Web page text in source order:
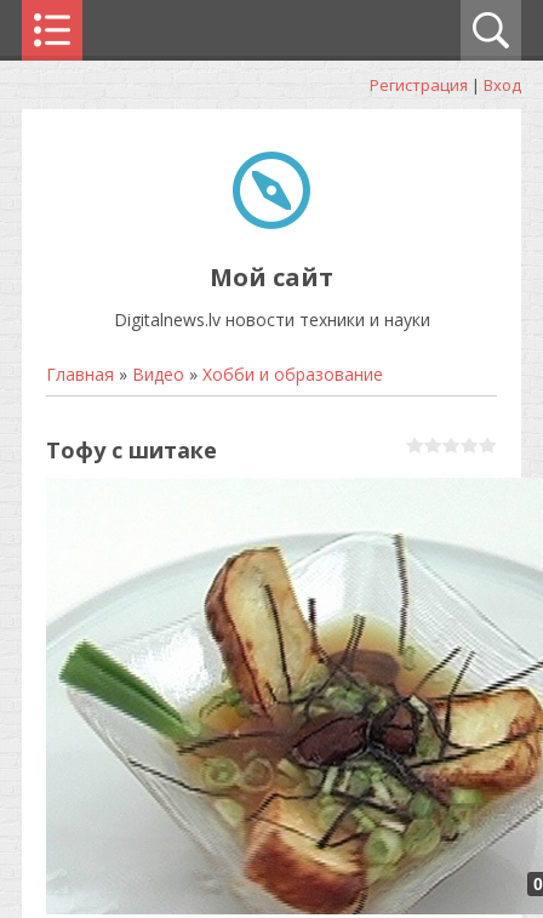
Регистрация | Вход
Мой сайт
Digitalnews.lv новости техники и науки
Главная » Видео » Хобби и образование
Тофу с шитаке